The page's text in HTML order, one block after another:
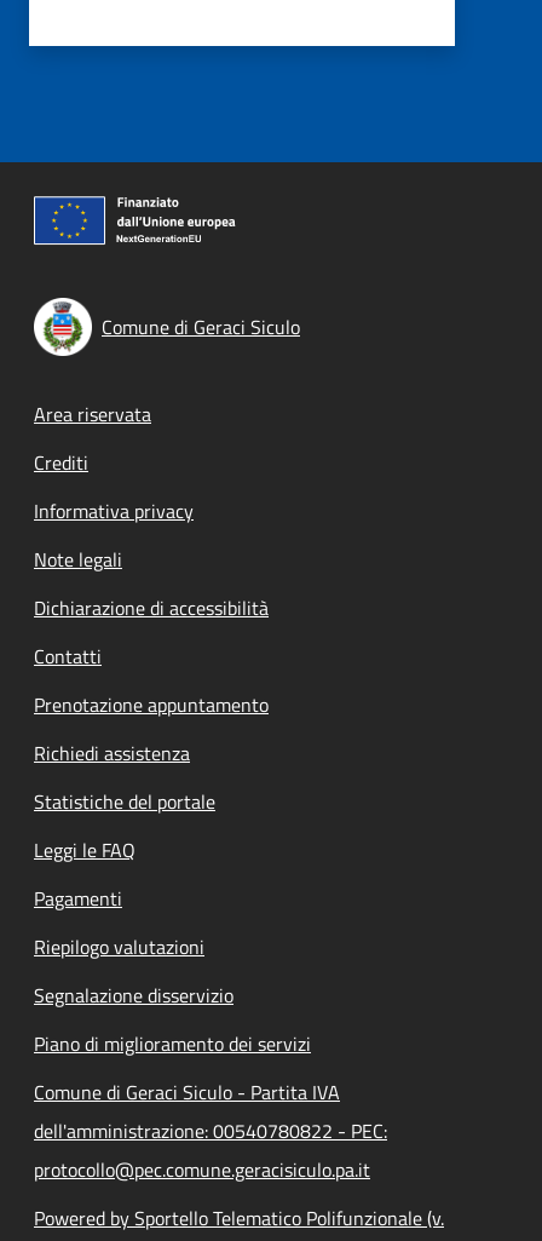
Comune di Geraci Siculo
Footer menu
Area riservata
Crediti
Informativa privacy
Note legali
Dichiarazione di accessibilità
Contatti
Prenotazione appuntamento
Richiedi assistenza
Statistiche del portale
Leggi le FAQ
Pagamenti
Riepilogo valutazioni
Segnalazione disservizio
Piano di miglioramento dei servizi
Comune di Geraci Siculo - Partita IVA
dell'amministrazione: 00540780822 - PEC:
protocollo@pec.comune.geracisiculo.pa.it
Powered by Sportello Telematico Polifunzionale (v.